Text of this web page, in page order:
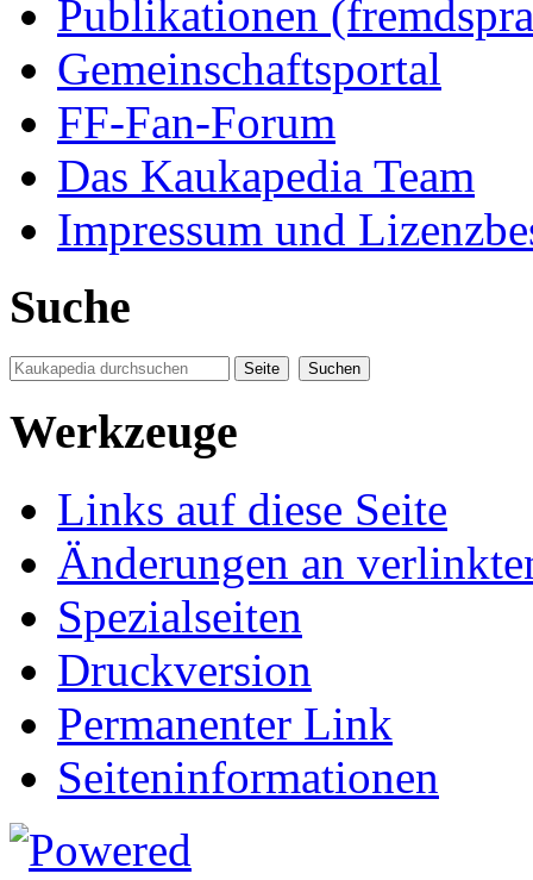
Publikationen
Gemeinschaftsportal
FF-Fan-Forum
Das Kaukapedia Team
Impressum und
Suche
Werkzeuge
Links auf diese Seite
Änderungen an
Spezialseiten
Druckversion
Permanenter Link
Seiten­informationen